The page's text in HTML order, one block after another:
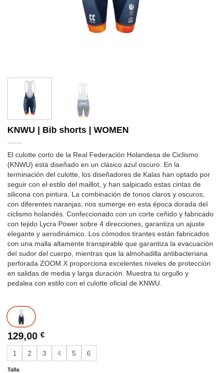
KNWU | Bib shorts | WOMEN
El culotte corto de la Real Federación Holandesa de Ciclismo
(KNWU) está diseñado en un clásico azul oscuro. En la
terminación del culotte, los diseñadores de Kalas han optado por
seguir con el estilo del maillot, y han salpicado estas cintas de
silicona con pintura. La combinación de tonos claros y oscuros,
con diferentes naranjas, nos sumerge en esta época dorada del
ciclismo holandés. Confeccionado con un corte ceñido y fabricado
con tejido Lycra Power sobre 4 direcciones, garantiza un ajuste
elegante y aerodinámico. Los cómodos tirantes están fabricados
con una malla altamente transpirable que garantiza la evacuación
del sudor del cuerpo, mientras que la almohadilla antibacteriana
perforada ZOOM X proporciona excelentes niveles de protección
en salidas de media y larga duración. Muestra tu orgullo y
pedalea con estilo con el culotte oficial de KNWU.
129,00 €
1 2 3 4 5 6
Talla